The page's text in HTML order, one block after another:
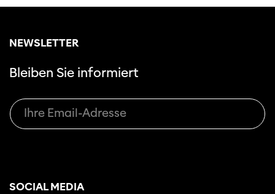
NEWSLETTER
Bleiben Sie informiert
SOCIAL MEDIA